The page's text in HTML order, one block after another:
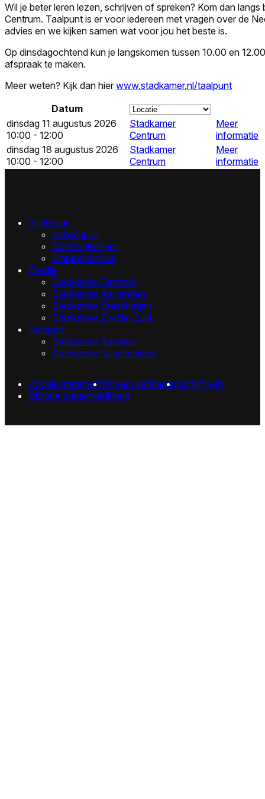
Wil je beter leren lezen, schrijven of spreken? Kom dan langs
Centrum. Taalpunt is er voor iedereen met vragen over de
advies en we kijken samen wat voor jou het beste is.
Op dinsdagochtend kun je langskomen tussen 10.00 en
afspraak te maken.
Meer weten? Kijk dan hier www.stadkamer.nl/taalpunt
Datum
dinsdag 11 augustus 2026
10:00 - 12:00
Stadkamer
Centrum
Meer
informatie
dinsdag 18 augustus 2026
10:00 - 12:00
Stadkamer
Centrum
Meer
informatie
Snel naar
Schrijf je in
Word vrijwilliger
Klantenservice
Zwolle
Stadkamer Centrum
Stadkamer Aa-landen
Stadkamer Stadshagen
Stadkamer Zwolle-Zuid
Kampen
Stadkamer Kampen
Stadkamer IJsselmuiden
Cookie statementPrivacyverklaringSchrijf je in
Digitale toegankelijkheid